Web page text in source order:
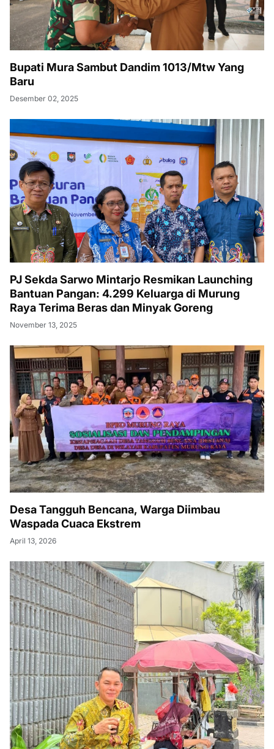
Bupati Mura Sambut Dandim 1013/Mtw Yang
Baru
Desember 02, 2025
PJ Sekda Sarwo Mintarjo Resmikan Launching
Bantuan Pangan: 4.299 Keluarga di Murung
Raya Terima Beras dan Minyak Goreng
November 13, 2025
Desa Tangguh Bencana, Warga Diimbau
Waspada Cuaca Ekstrem
April 13, 2026